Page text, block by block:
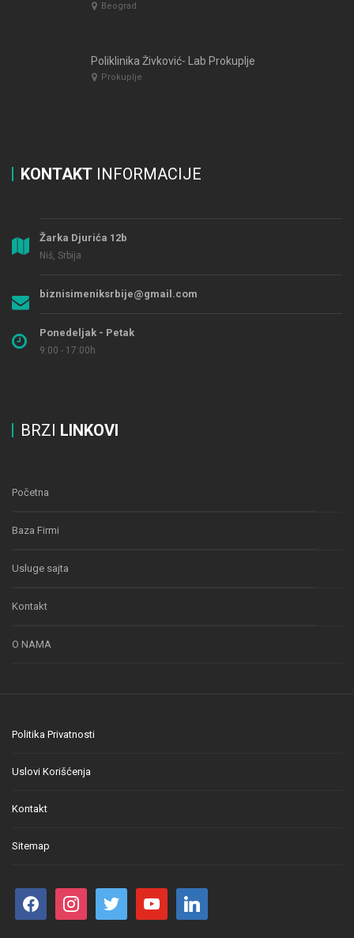
Beograd
Poliklinika Živković- Lab Prokuplje
Prokuplje
KONTAKT INFORMACIJE
Žarka Djurića 12b
Niš, Srbija
biznisimeniksrbije@gmail.com
Ponedeljak - Petak
9:00 - 17:00h
BRZI LINKOVI
Početna
Baza Firmi
Usluge sajta
Kontakt
O NAMA
Politika Privatnosti
Uslovi Korišćenja
Kontakt
Sitemap